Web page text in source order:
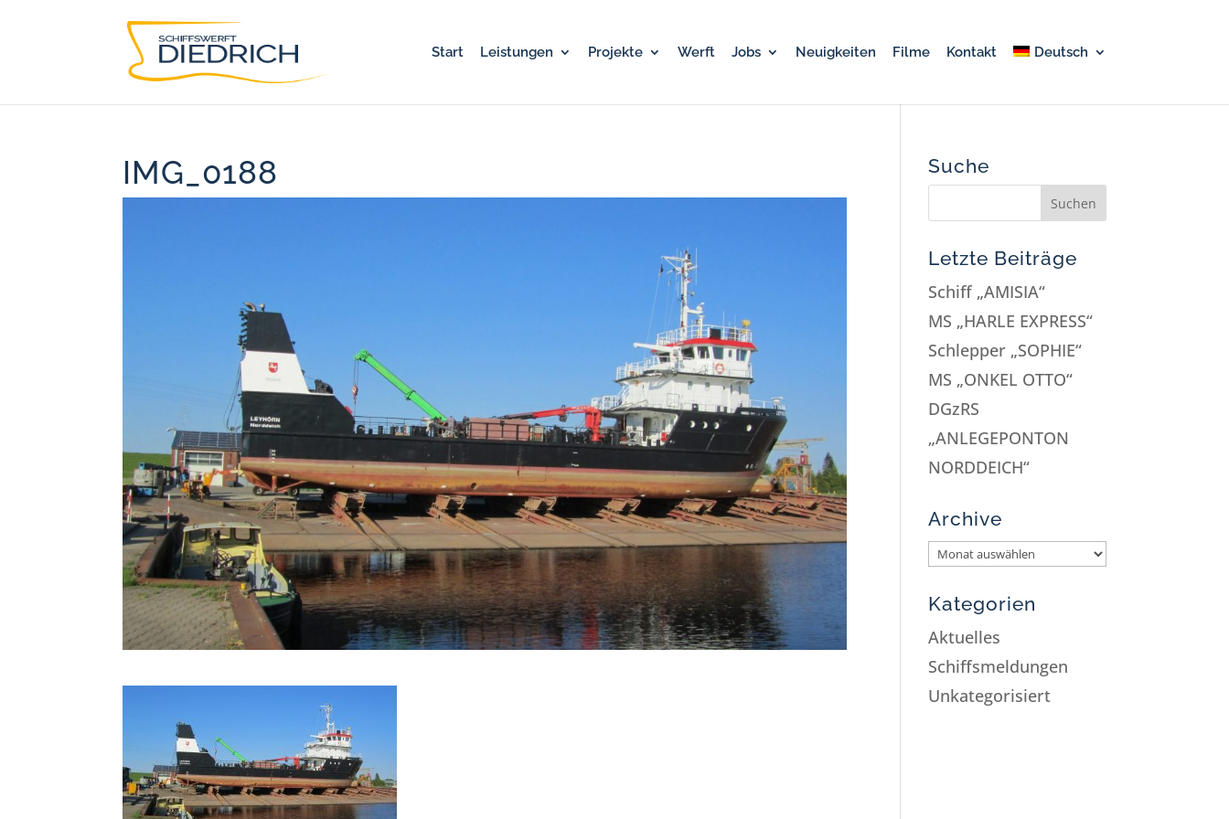
Start Leistungen Projekte Werft Jobs Neuigkeiten Filme Kontakt Deutsch
IMG_0188 Suche
Letzte Beiträge
Schiff „AMISIA“
MS „HARLE EXPRESS“
Schlepper „SOPHIE“
MS „ONKEL OTTO“
DGzRS
„ANLEGEPONTON
NORDDEICH“
Archive
Kategorien
Aktuelles
Schiffsmeldungen
Unkategorisiert